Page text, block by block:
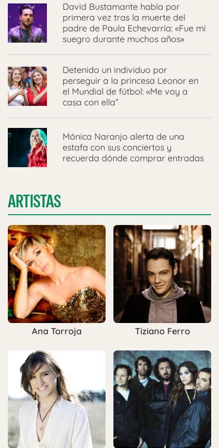
David Bustamante habla por
primera vez tras la muerte del
padre de Paula Echevarría: «Fue mi
suegro durante muchos años»
Detenido un individuo por
perseguir a la princesa Leonor en
el Mundial de fútbol: «Me voy a
casa con ella”
Mónica Naranjo alerta de una
estafa con sus conciertos y
recuerda dónde comprar entradas
ARTISTAS
Ana Torroja Tiziano Ferro